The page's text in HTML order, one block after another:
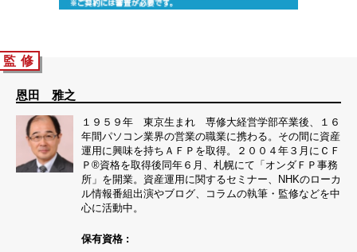
監 修
恩田 雅之
１９５９年 東京生まれ 専修大経営学部卒業後、１６
年間パソコン業界の営業の職業に携わる。その間に資産
運用に興味を持ちＡＦＰを取得。２００４年３月にＣＦ
Ｐ®資格を取得後同年６月、札幌にて「オンダＦＰ事務
所」を開業。資産運用に関するセミナー、NHKのローカ
ル情報番組出演やブログ、コラムの執筆・監修などを中
心に活動中。
保有資格 :